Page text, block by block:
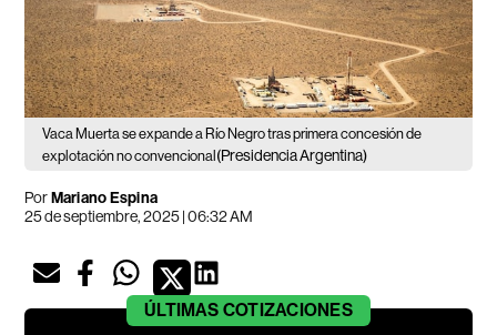
Vaca Muerta se expande a Río Negro tras primera concesión de
explotación no convencional (Presidencia Argentina)
PorMariano Espina
25 de septiembre, 2025 | 06:32 AM
ÚLTIMAS COTIZACIONES